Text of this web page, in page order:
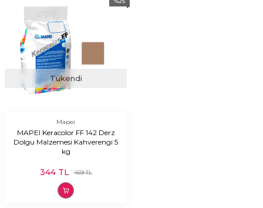
Tükendi
Mapei
MAPEI Keracolor FF 142 Derz
Dolgu Malzemesi Kahverengi 5
kg
459TL
344TL